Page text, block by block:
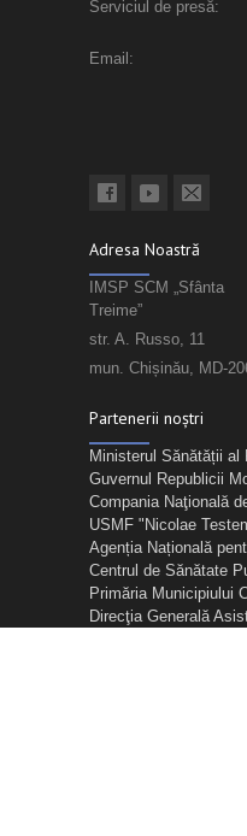
Serviciul de presă:
Email:
Adresa Noastră
IMSP SCM „Sfânta
Treime”
str. A. Russo, 11
mun. Chișinău, MD-
Partenerii noștri
Ministerul Sănătății al
Guvernul Republicii
Compania Naţională
USMF "Nicolae
Agenția Națională
Centrul de Sănătate
Primăria Municipiului
Direcţia Generală